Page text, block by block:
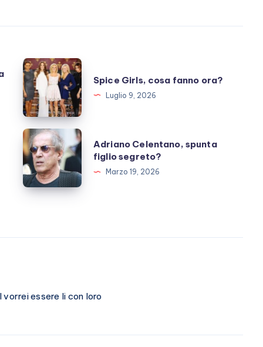
Spice
Girls,
cosa
fanno
ora?
Spice Girls, cosa fanno ora?
Luglio 9, 2026
Adriano
Celentano,
spunta
figlio
Adriano Celentano, spunta
figlio segreto?
Marzo 19, 2026
essere li con loro